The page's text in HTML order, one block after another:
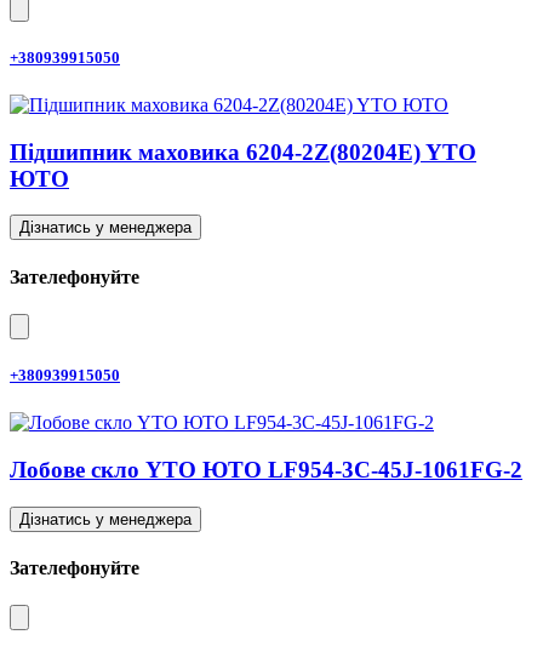
+380939915050
Підшипник маховика 6204-2Z(80204E) YTO
ЮТО
Дізнатись у менеджера
Зателефонуйте
+380939915050
Лобове скло YTO ЮТО LF954-3C-45J-1061FG-2
Дізнатись у менеджера
Зателефонуйте